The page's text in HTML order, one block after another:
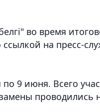
во время
ссылкой на пресс-
9 июня. Всего
проводились